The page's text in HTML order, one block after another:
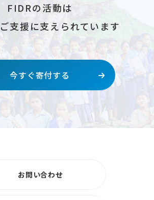
FIDRの活動は
支援に支えられています
今すぐ寄付する
お問い合わせ